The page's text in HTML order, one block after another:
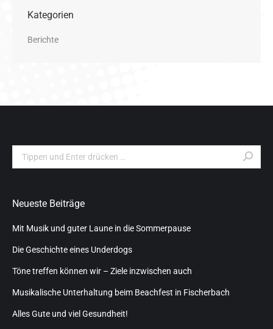
Kategorien
Berichte
Search:
Neueste Beiträge
Mit Musik und guter Laune in die Sommerpause
Die Geschichte eines Underdogs
Töne treffen können wir – Ziele inzwischen auch
Musikalische Unterhaltung beim Beachfest in Fischerbach
Alles Gute und viel Gesundheit!